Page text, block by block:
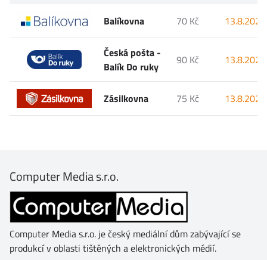
Balíkovna
70 Kč 13.8.2026
Česká pošta -
Balík Do ruky
90 Kč 13.8.2026
Zásilkovna 75 Kč 13.8.2026
Computer Media s.r.o.
Computer Media s.r.o. je český mediální dům zabývající se
produkcí v oblasti tištěných a elektronických médií.